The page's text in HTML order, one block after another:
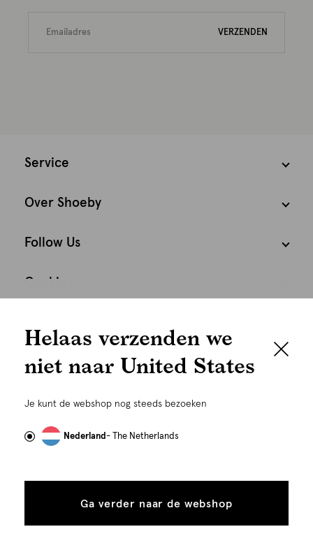
graag persoonlijk
gebruiken wij cookies en daarmee vergelijkbare
om advertenties te personaliseren...
tonen
toestaan
VERZENDEN
Service
Over Shoeby
Follow Us
Cookies
Helaas verzenden we
niet naar United States
Je kunt de webshop nog steeds bezoeken
Nederland- The Netherlands
Ga verder naar de webshop